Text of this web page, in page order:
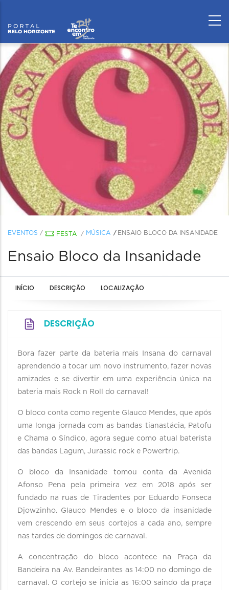
EVENTOS / FESTA / MÚSICA ENSAIO BLOCO DA INSANIDADE
Ensaio Bloco da Insanidade
INÍCIO DESCRIÇÃO LOCALIZAÇÃO
DESCRIÇÃO
Bora fazer parte da bateria mais Insana do carnaval
aprendendo a tocar um novo instrumento, fazer novas
amizades e se divertir em uma experiência única na
bateria mais Rock n Roll do carnaval!
O bloco conta como regente Glauco Mendes, que após
uma longa jornada com as bandas tianastácia, Patofu
e Chama o Síndico, agora segue como atual baterista
das bandas Lagum, Jurassic rock e Powertrip.
O bloco da Insanidade tomou conta da Avenida
Afonso Pena pela primeira vez em 2018 após ser
fundado na ruas de Tiradentes por Eduardo Fonseca
Djowzinho. Glauco Mendes e o bloco da insanidade
vem crescendo em seus cortejos a cada ano, sempre
nas tardes de domingos de carnaval.
A concentração do bloco acontece na Praça da
Bandeira na Av. Bandeirantes as 14:00 no domingo de
carnaval. O cortejo se inicia as 16:00 saindo da praça